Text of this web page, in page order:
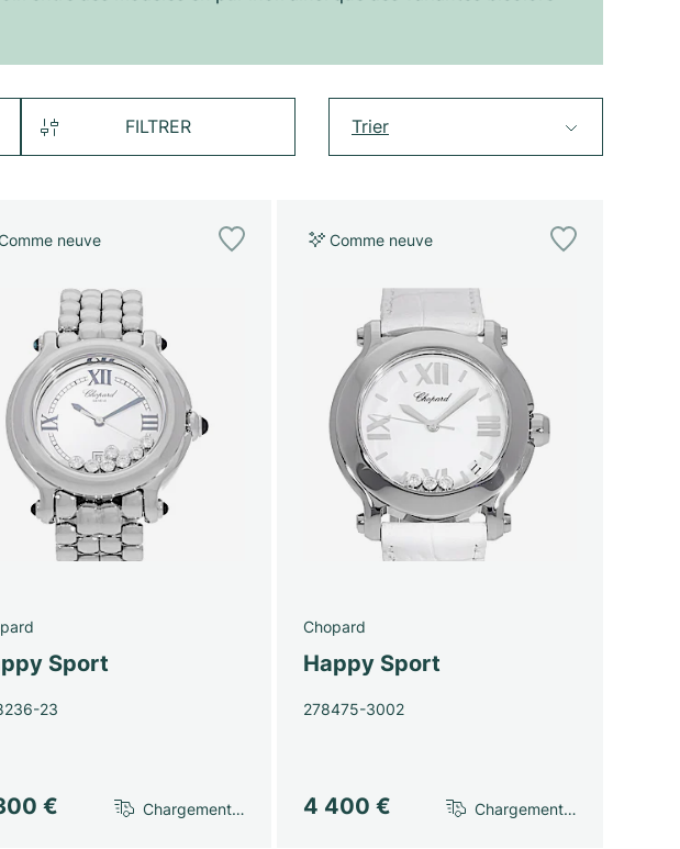
FILTRER Trier
neuve
Sport
23
€ Chargement…
Comme neuve
Chopard
Happy Sport
278475-3002
4 400 € Chargement…